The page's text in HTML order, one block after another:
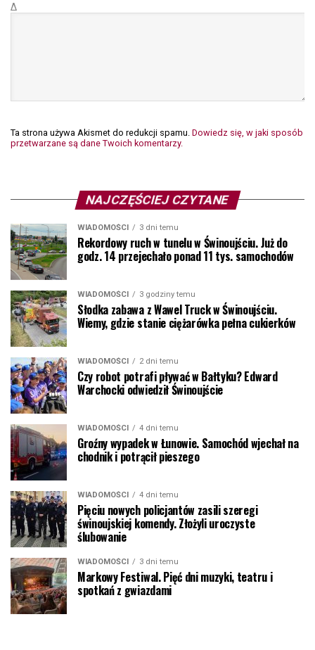
Δ
Ta strona używa Akismet do redukcji spamu. Dowiedz się, w jaki sposób
przetwarzane są dane Twoich komentarzy.
NAJCZĘŚCIEJ CZYTANE
WIADOMOŚCI 3 dni temu
Rekordowy ruch w tunelu w Świnoujściu. Już do
godz. 14 przejechało ponad 11 tys. samochodów
WIADOMOŚCI 3 godziny temu
Słodka zabawa z Wawel Truck w Świnoujściu.
Wiemy, gdzie stanie ciężarówka pełna cukierków
WIADOMOŚCI 2 dni temu
Czy robot potrafi pływać w Bałtyku? Edward
Warchocki odwiedził Świnoujście
WIADOMOŚCI 4 dni temu
Groźny wypadek w Łunowie. Samochód wjechał na
chodnik i potrącił pieszego
WIADOMOŚCI 4 dni temu
Pięciu nowych policjantów zasili szeregi
świnoujskiej komendy. Złożyli uroczyste
ślubowanie
WIADOMOŚCI 3 dni temu
Markowy Festiwal. Pięć dni muzyki, teatru i
spotkań z gwiazdami